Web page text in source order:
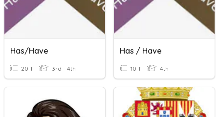
Has/Have
20 T 3rd - 4th
Has / Have
10 T 4th